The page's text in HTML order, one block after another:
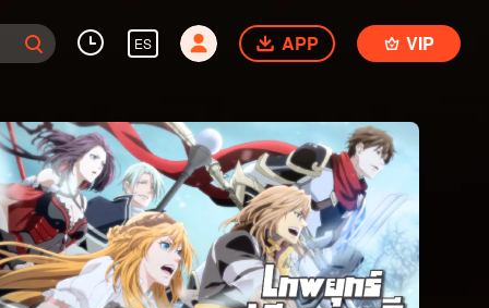
ES APP VIP